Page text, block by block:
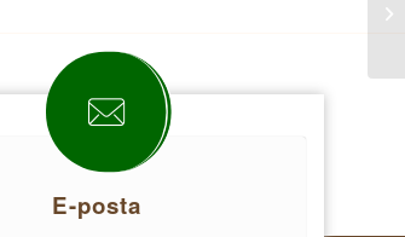
E-posta